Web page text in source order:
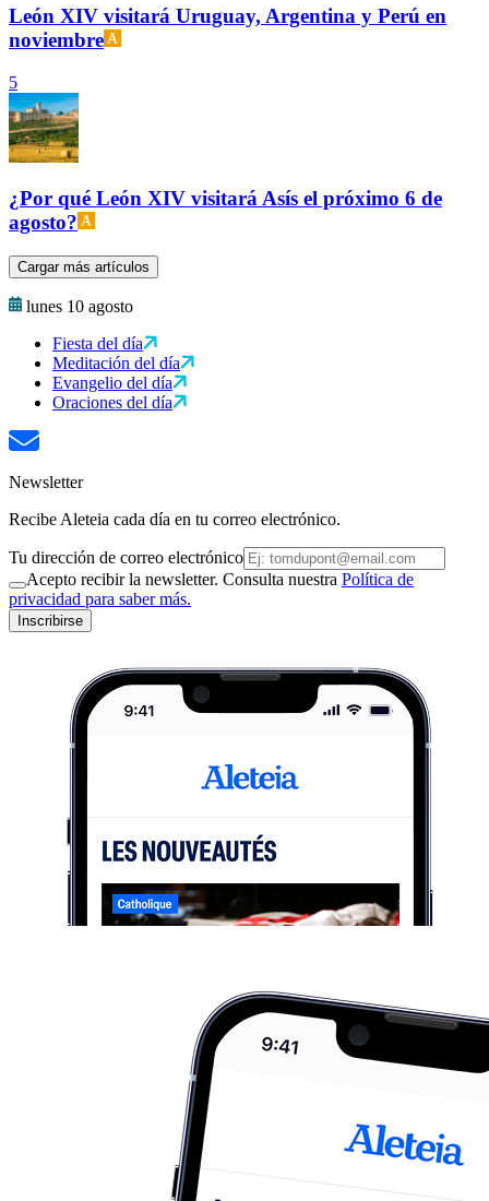
León XIV visitará Uruguay, Argentina y Perú en
noviembre
5
¿Por qué León XIV visitará Asís el próximo 6 de
agosto?
Cargar más artículos
lunes 10 agosto
Fiesta del día
Meditación del día
Evangelio del día
Oraciones del día
Newsletter
Recibe Aleteia cada día en tu correo electrónico.
Tu dirección de correo electrónico
Acepto recibir la newsletter. Consulta nuestra Política de
privacidad para saber más.
Inscribirse